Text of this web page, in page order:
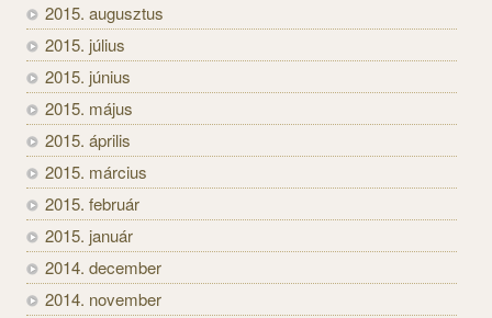
2015. augusztus
2015. július
2015. június
2015. május
2015. április
2015. március
2015. február
2015. január
2014. december
2014. november